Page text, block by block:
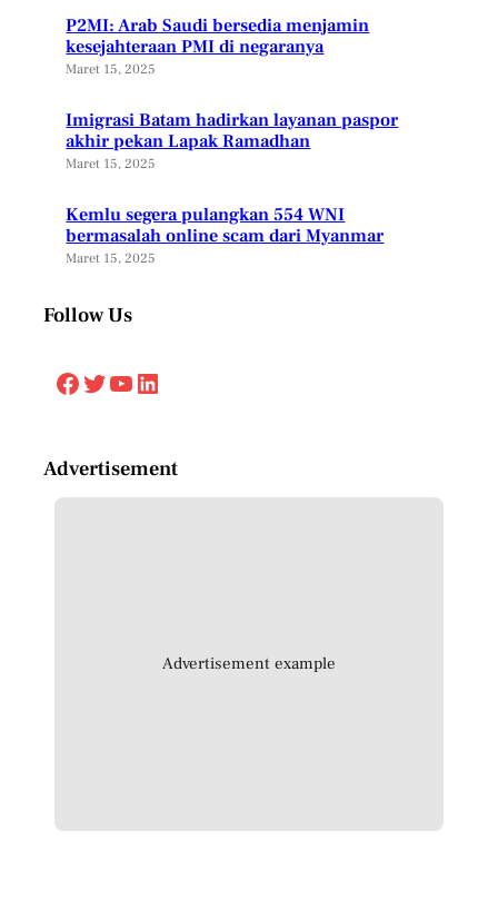
P2MI: Arab Saudi bersedia menjamin
kesejahteraan PMI di negaranya
Maret 15, 2025
Imigrasi Batam hadirkan layanan paspor
akhir pekan Lapak Ramadhan
Maret 15, 2025
Kemlu segera pulangkan 554 WNI
bermasalah online scam dari Myanmar
Maret 15, 2025
Follow Us
Facebook Twitter YouTube LinkedIn
Advertisement
Advertisement example